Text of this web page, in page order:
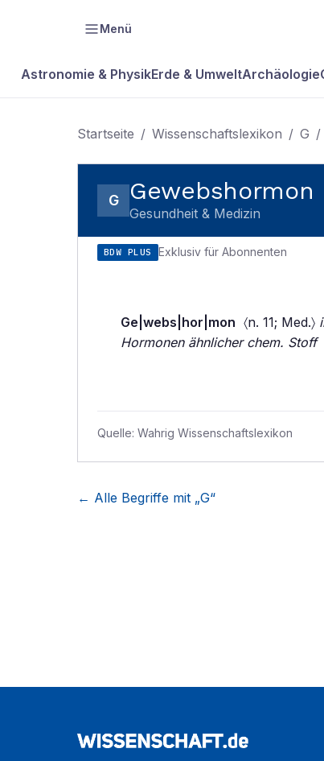
Menü
Astronomie & PhysikErde & UmweltArchäologie
Startseite / Wissenschaftslexikon / G /
G Gewebshormon
Gesundheit & Medizin
BDW PLUS Exklusiv für Abonnenten
Ge|webs|hor|mon 〈n. 11; Med.〉
Hormonen ähnlicher chem. Stoff
Quelle: Wahrig Wissenschaftslexikon
← Alle Begriffe mit „G“